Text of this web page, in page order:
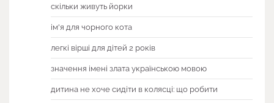
скільки живуть йорки
ім'я для чорного кота
легкі вірші для дітей 2 років
значення імені злата українською мовою
дитина не хоче сидіти в колясці: що робити